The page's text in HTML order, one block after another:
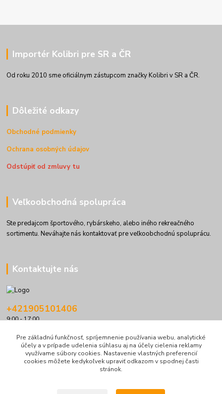
Importér Kolibri pre SR a ČR
Od roku 2010 sme oficiálnym zástupcom značky Kolibri v SR a ČR.
Dôležité odkazy
Obchodné podmienky
Ochrana osobných údajov
Odstúpiť od zmluvy tu
Veľkoobchodná spolupráca
Ste predajcom športového, rybárskeho, alebo iného rekreačného
sortimentu. Neváhajte nás kontaktovať pre veľkoobchodnú spoluprácu.
Kontaktujte nás
+421905101406
9:00 - 17:00
info@kolibriboats.sk
Pre základnú funkčnosť, spríjemnenie používania webu, analytické
účely a v prípade udelenia súhlasu aj na účely cielenia reklamy
využívame súbory cookies. Nastavenie vlastných preferencií
cookies môžete kedykoľvek upraviť odkazom v spodnej časti
stránok.